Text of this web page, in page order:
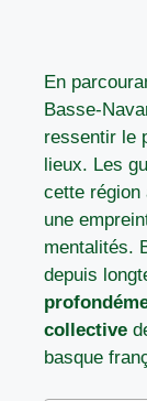
En
Basse-
ressentir le
lieux. Les
cette région
une
mentalités.
depuis
collective
basque